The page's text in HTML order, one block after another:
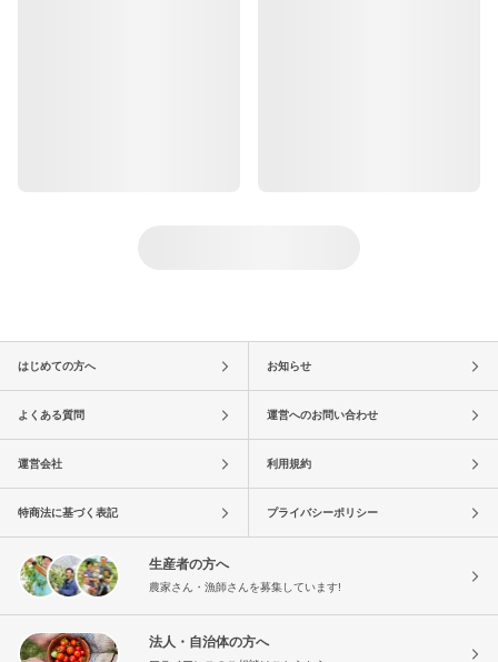
はじめての方へ お知らせ
よくある質問 運営へのお問い合わせ
運営会社 利用規約
特商法に基づく表記 プライバシーポリシー
生産者の方へ
農家さん・漁師さんを募集しています!
法人・自治体の方へ